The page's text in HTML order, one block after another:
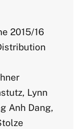
2015/16
Lynn
Anh Dang,